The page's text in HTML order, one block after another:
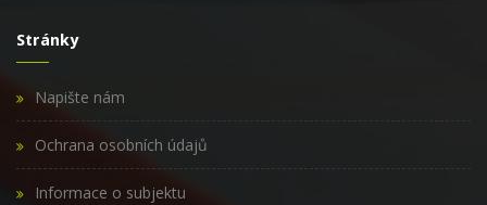
Stránky
Napište nám
Ochrana osobních údajů
Informace o subjektu